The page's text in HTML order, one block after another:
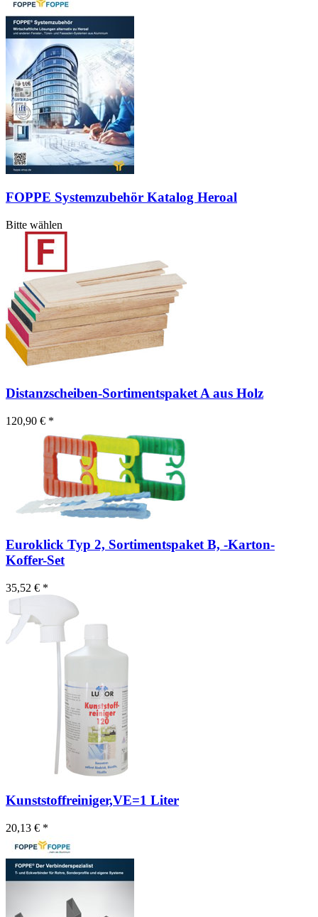
FOPPE Systemzubehör Katalog Heroal
Bitte wählen
Distanzscheiben-Sortimentspaket A aus Holz
120,90 € *
Euroklick Typ 2, Sortimentspaket B, -Karton-
Koffer-Set
35,52 € *
Kunststoffreiniger,VE=1 Liter
20,13 € *